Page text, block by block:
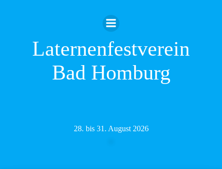
Inhalt
springen
Laternenfestverein
Bad Homburg
28. bis 31. August 2026